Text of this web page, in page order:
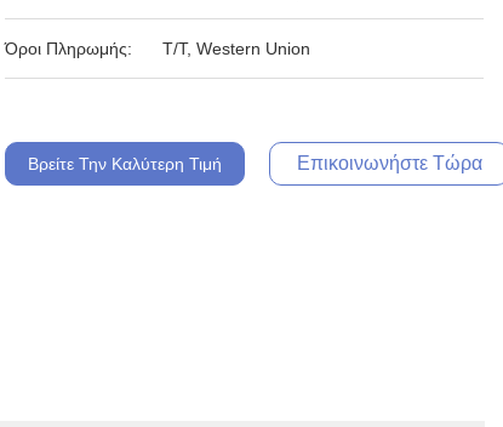
Όροι Πληρωμής: T/T, Western Union
Βρείτε Την Καλύτερη Τιμή Επικοινωνήστε Τώρα